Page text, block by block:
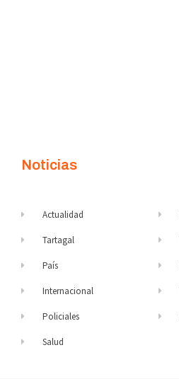
Noticias
Actualidad
Tartagal
País
Internacional
Policiales
Salud